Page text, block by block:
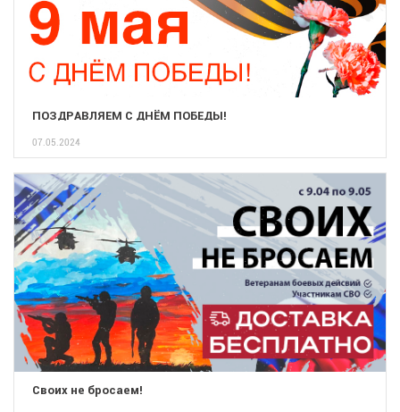
ПОЗДРАВЛЯЕМ С ДНЁМ ПОБЕДЫ!
07.05.2024
Своих не бросаем!